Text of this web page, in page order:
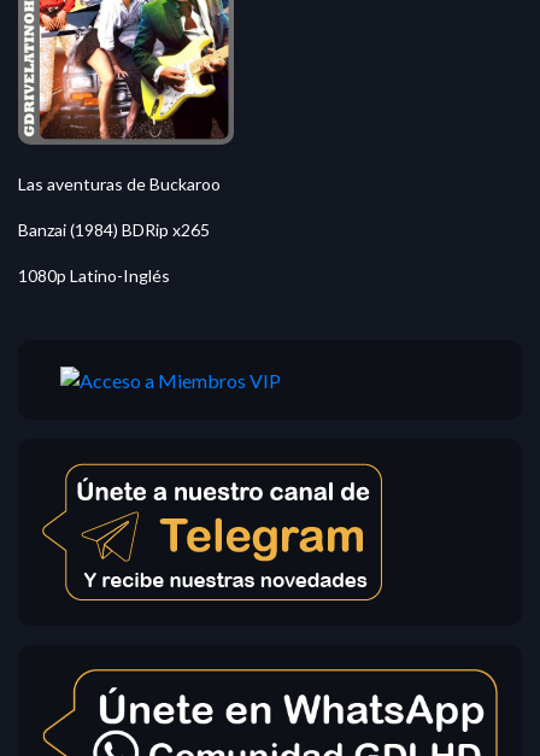
Las aventuras de Buckaroo
Banzai (1984) BDRip x265
1080p Latino-Inglés